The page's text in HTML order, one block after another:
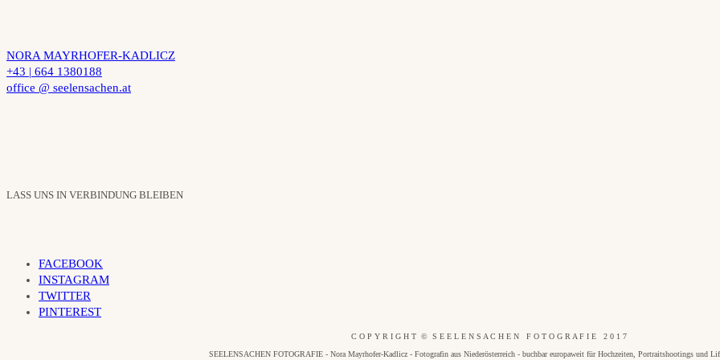
NORA MAYRHOFER-KADLICZ
+43 | 664 1380188
office @ seelensachen.at
LASS UNS IN VERBINDUNG BLEIBEN
FACEBOOK
INSTAGRAM
TWITTER
PINTEREST
C O P Y R I G H T © S E E L E N S A C H E N F O T O G R A F I E 2 0 1 7
SEELENSACHEN FOTOGRAFIE - Nora Mayrhofer-Kadlicz - Fotografin aus Niederösterreich - buchbar europaweit für Hochzeiten, Portraitshootings und